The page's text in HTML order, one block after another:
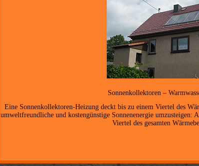
Sonnenkollektoren –
Eine Sonnenkollektoren-Heizung deckt bis zu einem Viertel des
umweltfreundliche und kostengünstige Sonnenenergie umzusteigen:
Viertel des gesamten